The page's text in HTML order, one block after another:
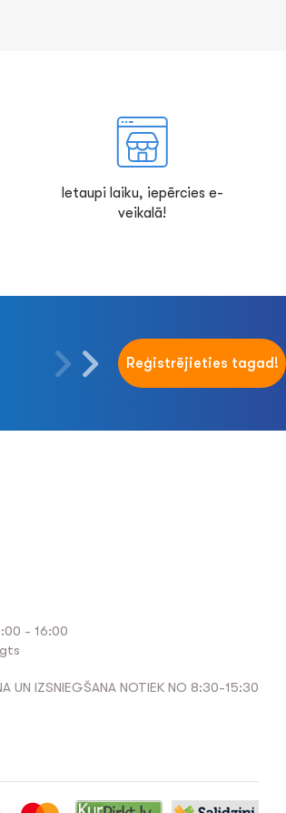
Ietaupi laiku, iepērcies e-
veikalā!
Reģistrējieties tagad!
- 16:00
UN IZSNIEGŠANA NOTIEK NO 8:30-15:30